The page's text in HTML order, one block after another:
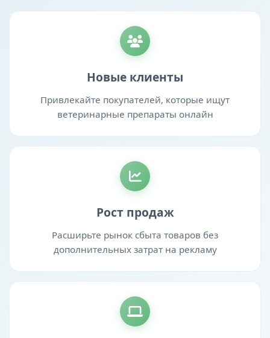
Новые клиенты
Привлекайте покупателей, которые ищут
ветеринарные препараты онлайн
Рост продаж
Расширьте рынок сбыта товаров без
дополнительных затрат на рекламу